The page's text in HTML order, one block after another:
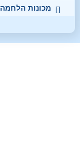
מכונות הלחמה